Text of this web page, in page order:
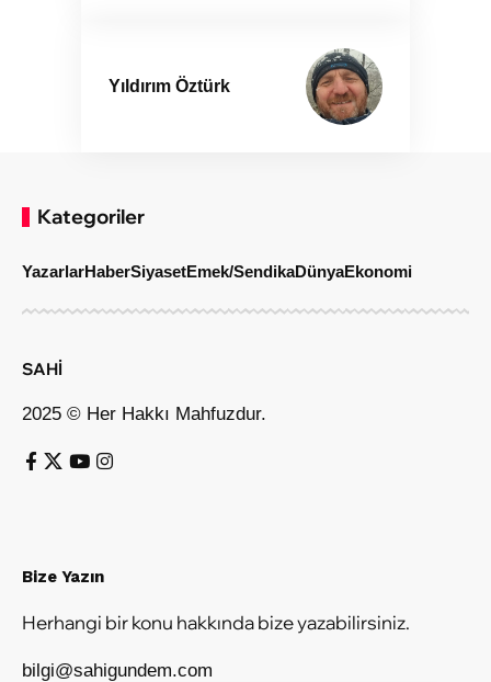
Yıldırım Öztürk
Kategoriler
YazarlarHaberSiyasetEmek/SendikaDünyaEkonomi
SAHİ
2025 © Her Hakkı Mahfuzdur.
Bize Yazın
Herhangi bir konu hakkında bize yazabilirsiniz.
bilgi@sahigundem.com